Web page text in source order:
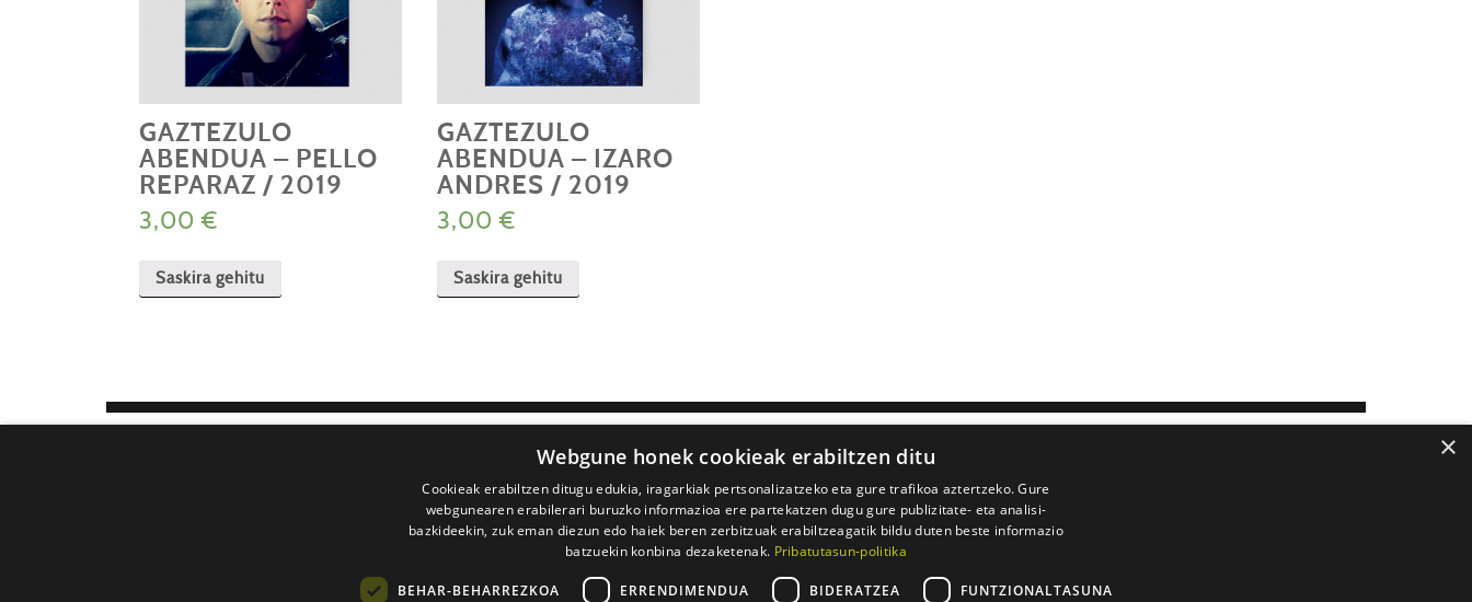
GAZTEZULO
ABENDUA – PELLO
REPARAZ / 2019
3,00€
Saskira gehitu
GAZTEZULO
ABENDUA – IZARO
ANDRES / 2019
3,00€
Saskira gehitu
Telefonoa: 722 371 151 / 640 122 382
gaztezulo@gaztezulo.eus
×
Webgune honek cookieak erabiltzen ditu
Cookieak erabiltzen ditugu edukia, iragarkiak pertsonalizatzeko eta gure trafikoa aztertzeko. Gure
webgunearen erabilerari buruzko informazioa ere partekatzen dugu gure publizitate- eta analisi-
bazkideekin, zuk eman diezun edo haiek beren zerbitzuak erabiltzeagatik bildu duten beste informazio
batzuekin konbina dezaketenak. Pribatutasun-politika
BEHAR-BEHARREZKOA ERRENDIMENDUA BIDERATZEA FUNTZIONALTASUNA